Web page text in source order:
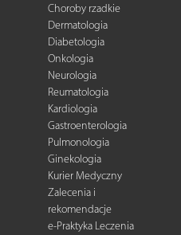
Choroby rzadkie
Dermatologia
Diabetologia
Onkologia
Neurologia
Reumatologia
Kardiologia
Gastroenterologia
Pulmonologia
Ginekologia
Kurier Medyczny
Zalecenia i
rekomendacje
e-Praktyka Leczenia